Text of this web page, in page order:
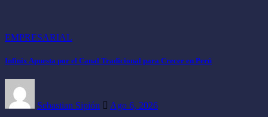
EMPRESARIAL
Infinix Apuesta por el Canal Tradicional para Crecer en Perú
Sebastian Sipión Ago 6, 2026